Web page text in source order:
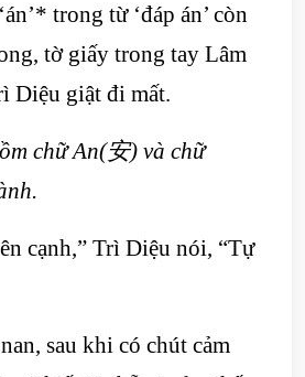
trong từ ‘đáp án’ còn
tờ giấy trong tay Lâm
Diệu giật đi mất.
chữ An(安) và chữ
cạnh,” Trì Diệu nói, “Tự
sau khi có chút cảm